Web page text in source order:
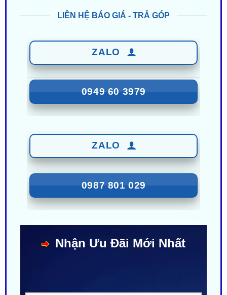
0949 60 3979
0987 801 029